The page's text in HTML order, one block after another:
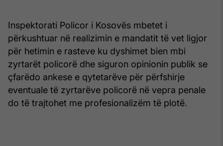
Inspektorati Policor i Kosovës mbetet i
përkushtuar në realizimin e mandatit të vet ligjor
për hetimin e rasteve ku dyshimet bien mbi
zyrtarët policorë dhe siguron opinionin publik se
çfarëdo ankese e qytetarëve për përfshirje
eventuale të zyrtarëve policorë në vepra penale
do të trajtohet me profesionalizëm të plotë.